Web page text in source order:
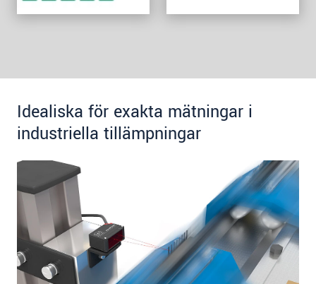
Idealiska för exakta mätningar i
industriella tillämpningar